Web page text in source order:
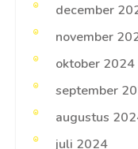
december
november
oktober 2024
september
augustus
juli 2024